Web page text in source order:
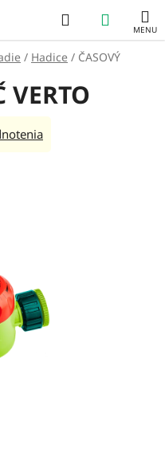
Hľadať
KOŠÍK
/ Hadice / ČASOVÝ
VERTO